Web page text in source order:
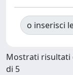
o inserisci
Mostrati risultati
di 5